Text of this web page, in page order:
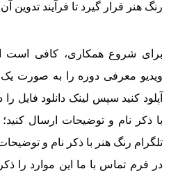
رنگ هنر قرار گیرد تا فرآیند تدوین
برای شروع همکاری، کافی است
ویدیو معرفی دوره را به صورت
آپلود کنید سپس لینک دانلود فایل
با ذکر نام و توضیحات ارسال
تلگرام رنگ هنر با ذکر نام و
در فرم تماس با ما این موارد را